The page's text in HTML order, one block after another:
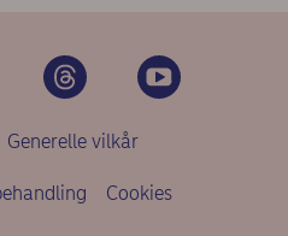
Generelle vilkår
Cookies